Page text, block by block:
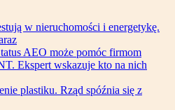
w nieruchomości i energetykę.
AEO może pomóc firmom
Ekspert wskazuje kto na nich
plastiku. Rząd spóźnia się z